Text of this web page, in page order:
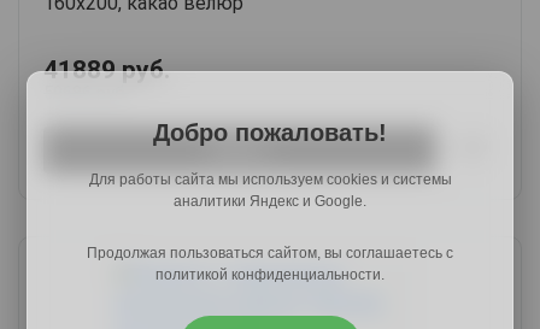
41889 руб.
Добро пожаловать!
Для работы сайта мы используем cookies и системы
аналитики Яндекс и Google.
Продолжая пользоваться сайтом, вы соглашаетесь с
политикой конфиденциальности.